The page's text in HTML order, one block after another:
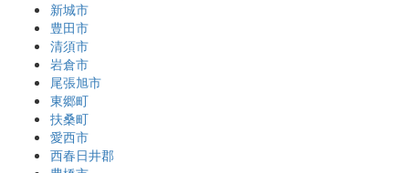
新城市
豊田市
清須市
岩倉市
尾張旭市
東郷町
扶桑町
愛西市
西春日井郡